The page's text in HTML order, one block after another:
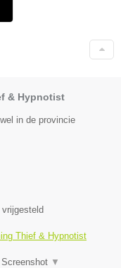
& Hypnotist
in de provincie
vrijgesteld
Thief & Hypnotist
Screenshot ▼